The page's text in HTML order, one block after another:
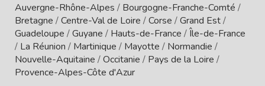
Auvergne-Rhône-Alpes / Bourgogne-Franche-Comté /
Bretagne /Centre-Val de Loire /Corse /Grand Est/
Guadeloupe /Guyane / Hauts-de-France /Île-de-France
/ La Réunion / Martinique / Mayotte / Normandie /
Nouvelle-Aquitaine /Occitanie / Pays de la Loire /
Provence-Alpes-Côte d'Azur